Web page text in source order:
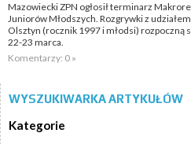
Mazowiecki ZPN ogłosił terminarz
Juniorów Młodszych. Rozgrywki z
Olsztyn (rocznik 1997 i młodsi) rozpoczną
22-23 marca.
Komentarzy: 0 »
WYSZUKIWARKA ARTYKUŁÓW
Kategorie